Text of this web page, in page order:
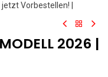
Vorbestellen! |
2026 |